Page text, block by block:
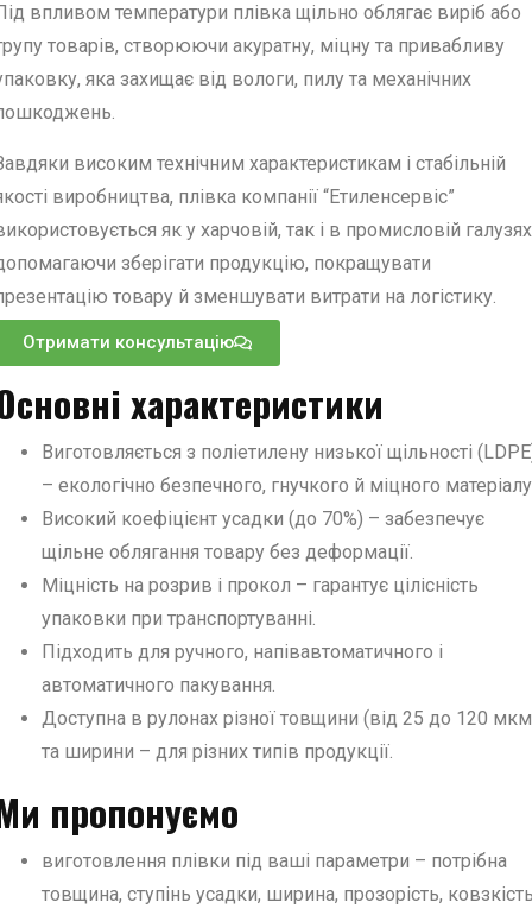
впливом температури плівка щільно облягає виріб або
товарів, створюючи акуратну, міцну та привабливу
яка захищає від вологи, пилу та механічних
високим технічним характеристикам і стабільній
виробництва, плівка компанії “Етиленсервіс”
як у харчовій, так і в промисловій
зберігати продукцію, покращувати
товару й зменшувати витрати на логістику.
Отримати консультацію
характеристики
Виготовляється з поліетилену низької щільності
– екологічно безпечного, гнучкого й міцного
Високий коефіцієнт усадки (до 70%) – забезпечує
щільне облягання товару без деформації.
Міцність на розрив і прокол – гарантує цілісність
упаковки при транспортуванні.
Підходить для ручного, напівавтоматичного і
автоматичного пакування.
Доступна в рулонах різної товщини (від 25 до 120
та ширини – для різних типів продукції.
пропонуємо
виготовлення плівки під ваші параметри – потрібна
товщина, ступінь усадки, ширина, прозорість,